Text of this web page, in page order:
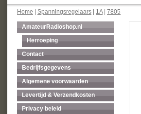
Home Spanningsregelaars 1A| 7805
AmateurRadioshop.nl
Herroeping
Contact
Bedrijfsgegevens
Algemene voorwaarden
Levertijd & Verzendkosten
Privacy beleid